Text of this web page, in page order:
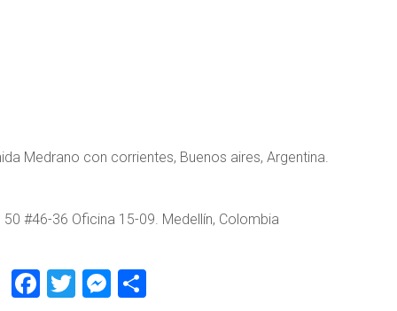
Medrano con corrientes, Buenos aires, Argentina.
50 #46-36 Oficina 15-09. Medellín, Colombia
Facebook
TwitterMessenger